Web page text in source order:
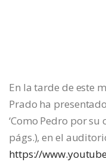
En la tarde de este
Prado ha
‘Como Pedro por su
págs.), en el
https://